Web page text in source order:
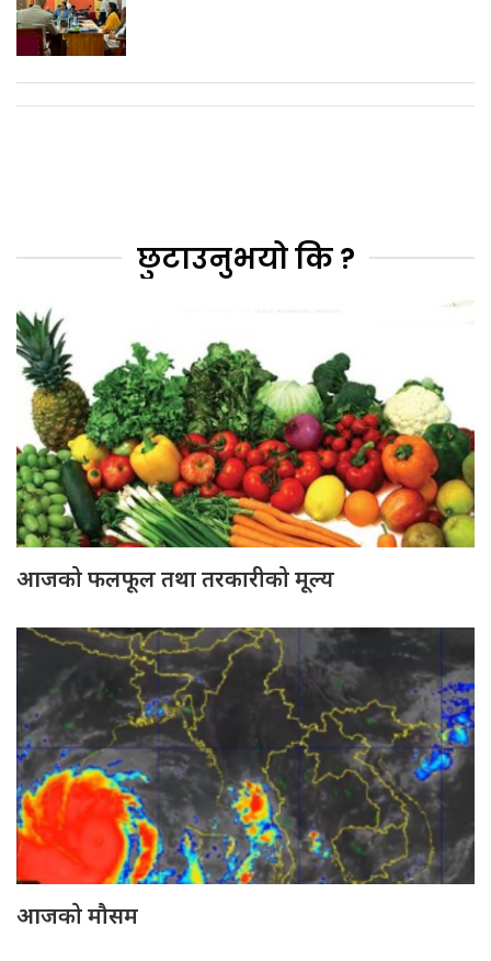
छुटाउनुभयो कि ?
आजको फलफूल तथा तरकारीको मूल्य
आजको मौसम